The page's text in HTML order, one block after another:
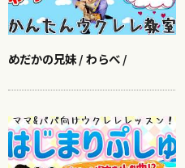
めだかの兄妹 / わらべ /